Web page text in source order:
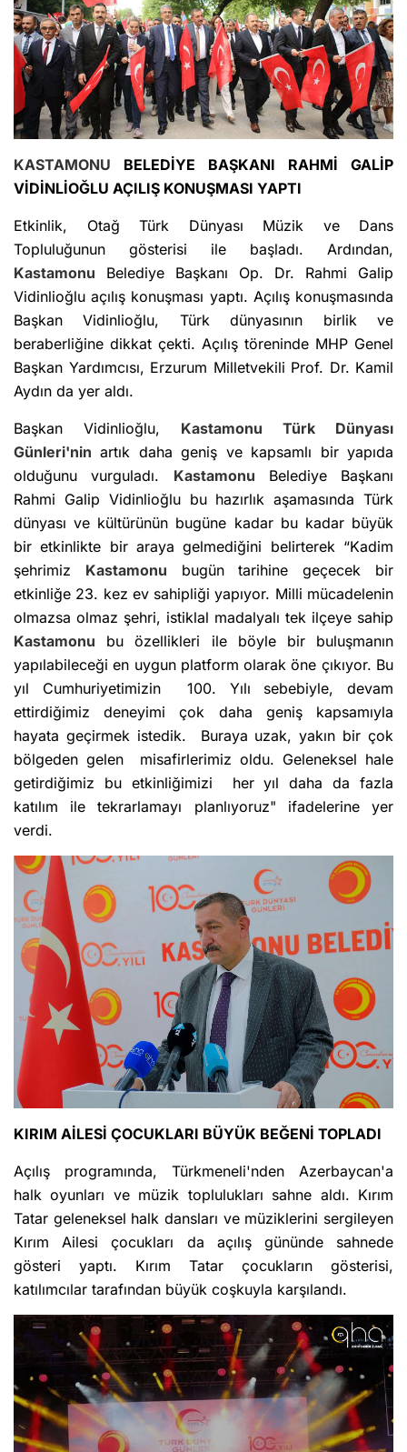
KASTAMONU BELEDİYE BAŞKANI RAHMİ GALİP
VİDİNLİOĞLU AÇILIŞ KONUŞMASI YAPTI
Etkinlik, Otağ Türk Dünyası Müzik ve Dans
Topluluğunun gösterisi ile başladı. Ardından,
Kastamonu Belediye Başkanı Op. Dr. Rahmi Galip
Vidinlioğlu açılış konuşması yaptı. Açılış konuşmasında
Başkan Vidinlioğlu, Türk dünyasının birlik ve
beraberliğine dikkat çekti. Açılış töreninde MHP Genel
Başkan Yardımcısı, Erzurum Milletvekili Prof. Dr. Kamil
Aydın da yer aldı.
Başkan Vidinlioğlu, Kastamonu
Türk Dünyası
Günleri'nin artık daha geniş ve kapsamlı bir yapıda
olduğunu vurguladı. Kastamonu Belediye Başkanı
Rahmi Galip Vidinlioğlu bu hazırlık aşamasında Türk
dünyası ve kültürünün bugüne kadar bu kadar büyük
bir etkinlikte bir araya gelmediğini belirterek “Kadim
şehrimiz Kastamonu bugün tarihine geçecek bir
etkinliğe 23. kez ev sahipliği yapıyor. Milli mücadelenin
olmazsa olmaz şehri, istiklal madalyalı tek ilçeye sahip
Kastamonu bu özellikleri ile böyle bir buluşmanın
yapılabileceği en uygun platform olarak öne çıkıyor. Bu
yıl Cumhuriyetimizin 100. Yılı sebebiyle, devam
ettirdiğimiz deneyimi çok daha geniş kapsamıyla
hayata geçirmek istedik. Buraya uzak, yakın bir çok
bölgeden gelen misafirlerimiz oldu. Geleneksel hale
getirdiğimiz bu etkinliğimizi her yıl daha da fazla
katılım ile tekrarlamayı planlıyoruz" ifadelerine yer
verdi.
KIRIM AİLESİ ÇOCUKLARI BÜYÜK BEĞENİ TOPLADI
Açılış programında, Türkmeneli'nden Azerbaycan'a
halk oyunları ve müzik toplulukları sahne aldı. Kırım
Tatar geleneksel halk dansları ve müziklerini sergileyen
Kırım Ailesi çocukları da açılış gününde sahnede
gösteri yaptı. Kırım Tatar çocukların gösterisi,
katılımcılar tarafından büyük coşkuyla karşılandı.